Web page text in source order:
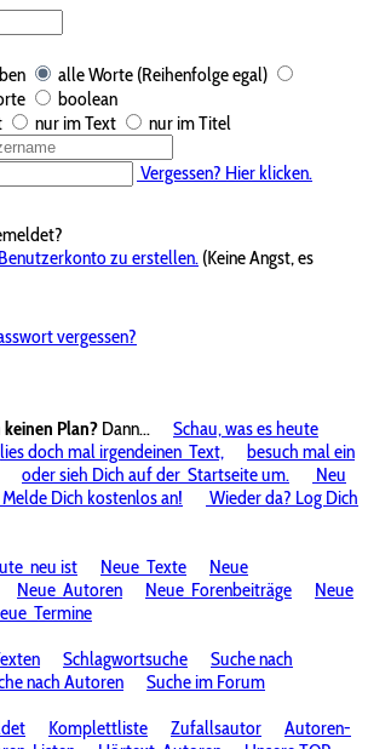
alle Worte (Reihenfolge egal)
boolean
nur im Text
nur im Titel
Vergessen? Hier klicken.
Benutzerkonto zu erstellen. (Keine Angst, es
vergessen?
Plan? Dann...
Schau, was es heute
lies doch mal irgendeinen Text,
besuch mal ein
oder sieh Dich auf der Startseite um.
Neu
Dich kostenlos an!
Wieder da? Log Dich
neu ist Neue Texte
Neue
Neue Autoren Neue Forenbeiträge
Neue
Termine
Schlagwortsuche
Suche nach
nach Autoren
Suche im Forum
Komplettliste Zufallsautor
Autoren-